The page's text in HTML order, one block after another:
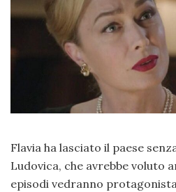
Flavia ha lasciato il paese
Ludovica, che avrebbe voluto
episodi vedranno